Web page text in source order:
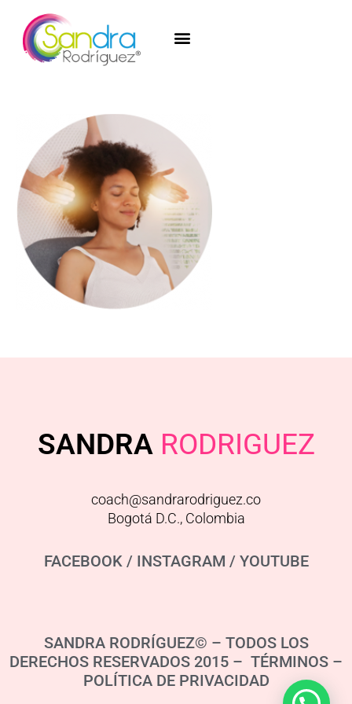
SANDRA RODRIGUEZ
coach@sandrarodriguez.co
Bogotá D.C., Colombia
FACEBOOK/ INSTAGRAM / YOUTUBE
SANDRA RODRÍGUEZ© – TODOS LOS
DERECHOS RESERVADOS 2015 – TÉRMINOS –
POLÍTICA DE PRIVACIDAD